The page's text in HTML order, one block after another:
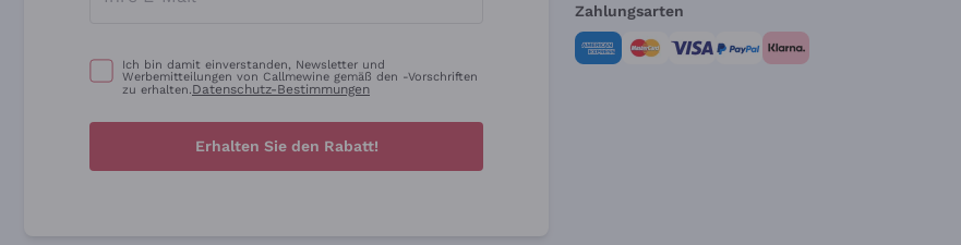
Ich bin damit einverstanden, Newsletter und
Werbemitteilungen von Callmewine gemäß den -Vorschriften
zu erhalten.Datenschutz-Bestimmungen
Erhalten Sie den Rabatt!
Zahlungsarten